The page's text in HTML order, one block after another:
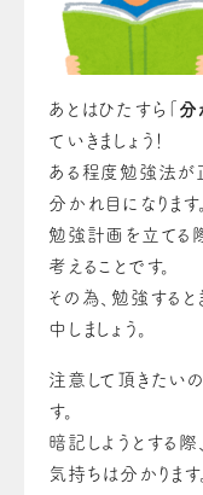
あとはひたすら「 分
ていきましょう！
ある程度勉強法が
分かれ目になります。
勉強計画を立てる
考えることです。
その為、勉強すると
中しましょう。
注意して頂きたいの
す。
暗記しようとする際
気持ちは分かります。